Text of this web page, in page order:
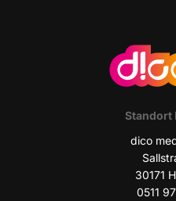
Stand­ort
dico
30171
0511